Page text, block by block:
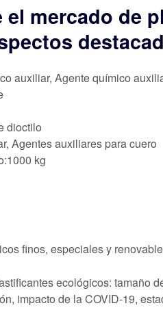
el mercado de
auxiliar, Agente químico
dioctilo
Agentes auxiliares para cuero
kg
finos, especiales y
ecológicos: tamaño
impacto de la COVID-19,